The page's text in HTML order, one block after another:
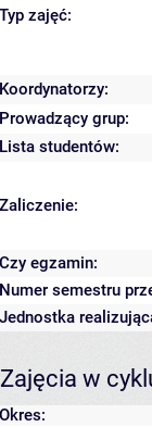
Typ zajęć:
Koordynatorzy:
Prowadzący grup:
Lista studentów:
Zaliczenie:
Czy egzamin:
Numer semestru
Jednostka
Zajęcia w
Okres: